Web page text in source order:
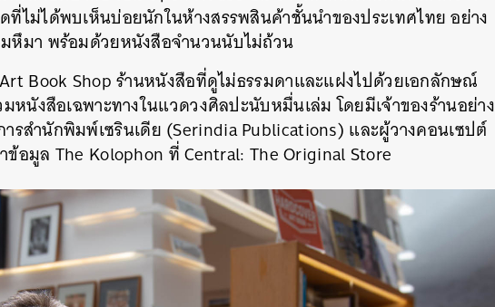
ไม่ได้พบเห็นบ่อยนักในห้างสรรพสินค้าชั้นนำของประเทศไทย อย่าง
หึมา พร้อมด้วยหนังสือจำนวนนับไม่ถ้วน
Book Shop ร้านหนังสือที่ดูไม่ธรรมดาและแฝงไปด้วยเอกลักษณ์
หนังสือเฉพาะทางในแวดวงศิลปะนับหมื่นเล่ม โดยมีเจ้าของร้านอย่าง
รสำนักพิมพ์เซรินเดีย (Serindia Publications) และผู้วางคอนเซปต์
อมูล The Kolophon ที่ Central: The Original Store